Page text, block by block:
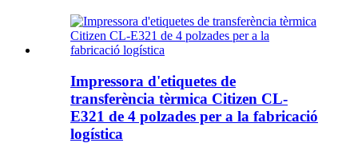
Impressora d'etiquetes de
transferència tèrmica Citizen CL-
E321 de 4 polzades per a la fabricació
logística